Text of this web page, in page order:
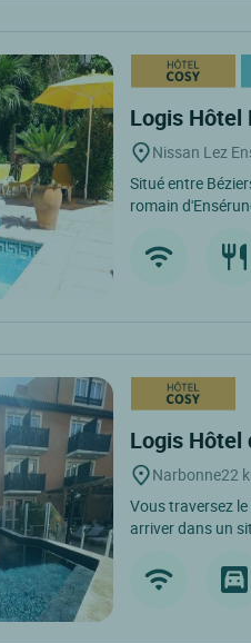
Logis Hôtel
Nissan Lez
Situé entre
romain
Logis Hôtel
Narbonne22
Vous traversez
arriver dans un